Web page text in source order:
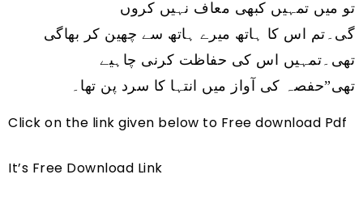
تو میں تمہیں کبھی معاف نہیں کروں
گی۔تم اس کا ہاتھ میرے ہاتھ سے چھین کر بھاگی
تھی۔تمہیں اس کی حفاظت کرنی چاہیے
تھی”حفصہ کی آواز میں انتہا کا سرد پن تھا۔
Click on the link given below to Free download Pdf
It’s Free Download Link